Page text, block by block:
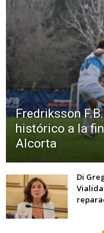
Fredriksson
histórico a la
Alcorta
Di